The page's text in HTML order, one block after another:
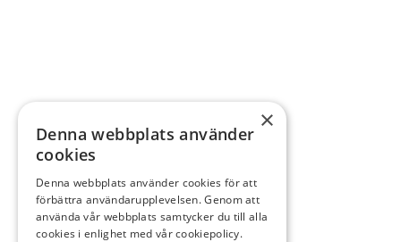
×
Denna webbplats använder
cookies
Denna webbplats använder cookies för att
förbättra användarupplevelsen. Genom att
använda vår webbplats samtycker du till alla
cookies i enlighet med vår cookiepolicy.